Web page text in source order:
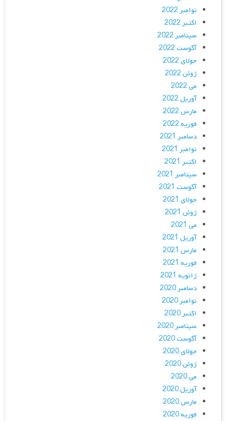
نوامبر 2022
اکتبر 2022
سپتامبر 2022
آگوست 2022
جولای 2022
ژوئن 2022
می 2022
آوریل 2022
مارس 2022
فوریه 2022
دسامبر 2021
نوامبر 2021
اکتبر 2021
سپتامبر 2021
آگوست 2021
جولای 2021
ژوئن 2021
می 2021
آوریل 2021
مارس 2021
فوریه 2021
ژانویه 2021
دسامبر 2020
نوامبر 2020
اکتبر 2020
سپتامبر 2020
آگوست 2020
جولای 2020
ژوئن 2020
می 2020
آوریل 2020
مارس 2020
فوریه 2020